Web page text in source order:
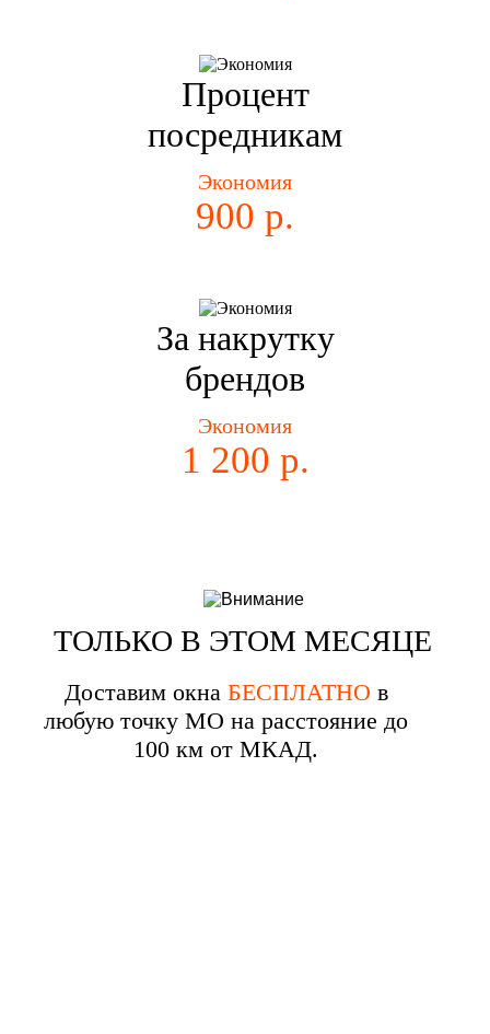
Процент
посредникам
Экономия
900 р.
За накрутку
брендов
Экономия
1 200 р.
ТОЛЬКО В ЭТОМ МЕСЯЦЕ
Доставим окна БЕСПЛАТНО в
любую точку МО на расстояние до
100 км от МКАД.